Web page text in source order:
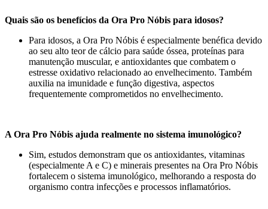
Quais são os benefícios da Ora Pro Nóbis para idosos?
Para idosos, a Ora Pro Nóbis é especialmente benéfica devido
ao seu alto teor de cálcio para saúde óssea, proteínas para
manutenção muscular, e antioxidantes que combatem o
estresse oxidativo relacionado ao envelhecimento. Também
auxilia na imunidade e função digestiva, aspectos
frequentemente comprometidos no envelhecimento.
A Ora Pro Nóbis ajuda realmente no sistema imunológico?
Sim, estudos demonstram que os antioxidantes, vitaminas
(especialmente A e C) e minerais presentes na Ora Pro Nóbis
fortalecem o sistema imunológico, melhorando a resposta do
organismo contra infecções e processos inflamatórios.